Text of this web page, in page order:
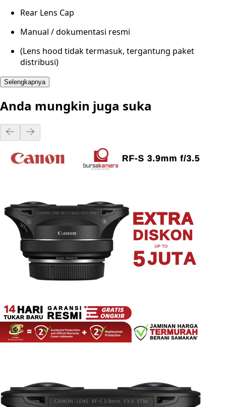
Rear Lens Cap
Manual / dokumentasi resmi
(Lens hood tidak termasuk, tergantung paket
distribusi)
Selengkapnya
Anda mungkin juga suka